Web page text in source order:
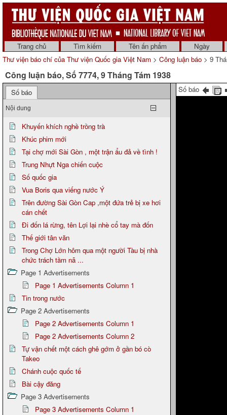
Trang chủ Tìm kiếm Tên ấn phẩm
Ngày
Thư viện báo chí của Thư viện Quốc gia Việt Nam > Công luận báo > 9
Công luận báo, Số 7774, 9 Tháng Tám 1938
Số báo
Nội dung
Khuyến khích nghề trồng trà
Khúc phim mới
Tại chợ mới Sài Gòn , một trận ẩu đả về tình !
Trung Nhựt Nga chiến cuộc
Số quốc gia
Vua Boris qua viếng nước Ý
Trên đường Sài Gòn Cap ,một đứa trẻ bị xe hơi
cán chết
Đi đốn lá rừng, tên Lợi lại nhè cổ tay mà đốn
Thế giới tân văn
Trong Chợ Lớn hôm qua một người Tàu bị nhà
chức trách tầm nã ...
Page 1 Advertisements
Page 1 Advertisements Column 1
Tin trong nước
Page 2 Advertisements
Page 2 Advertisements Column 1
Page 2 Advertisements Column 2
Tự vận chết một cách ghê gớm ở gần bó cò
Takeo
Chánh cuộc quốc tế
Bài cậy đăng
Page 3 Advertisements
Page 3 Advertisements Column 1
Số báo